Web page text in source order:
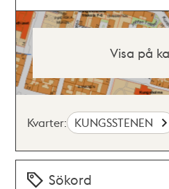
Visa på
Kvarter: KUNGSSTENEN
Sökord